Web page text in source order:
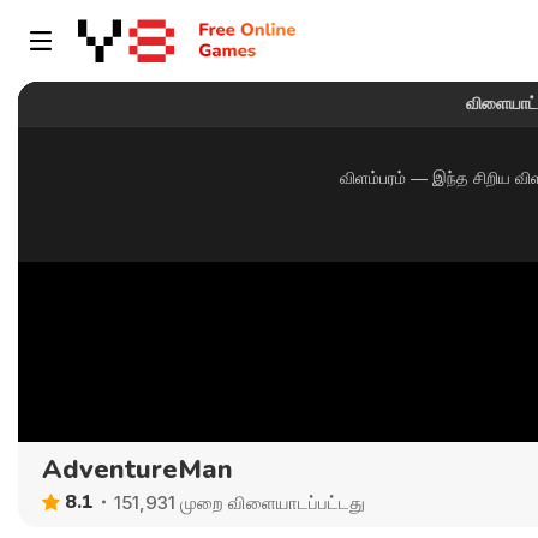
AdventureMan
8.1 151,931 முறை விளையாடப்பட்டது